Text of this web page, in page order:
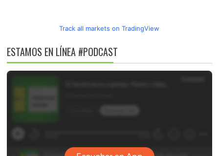
Track all markets on TradingView
ESTAMOS EN LÍNEA #PODCAST